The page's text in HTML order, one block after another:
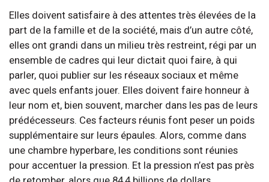
Elles doivent satisfaire à des attentes très élevées de la
part de la famille et de la société, mais d’un autre côté,
elles ont grandi dans un milieu très restreint, régi par un
ensemble de cadres qui leur dictait quoi faire, à qui
parler, quoi publier sur les réseaux sociaux et même
avec quels enfants jouer. Elles doivent faire honneur à
leur nom et, bien souvent, marcher dans les pas de leurs
prédécesseurs. Ces facteurs réunis font peser un poids
supplémentaire sur leurs épaules. Alors, comme dans
une chambre hyperbare, les conditions sont réunies
pour accentuer la pression. Et la pression n’est pas près